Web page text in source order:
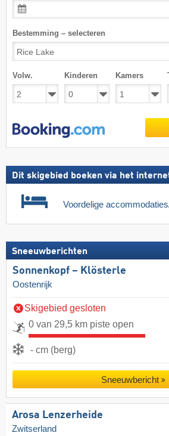
Bestemming – selecteren
Volw. Kinderen Kamers
Dit skigebied boeken via het
Voordelige
Sneeuwberichten
Sonnenkopf – Klösterle
Oostenrijk
Skigebied gesloten
0 van 29,5 km piste open
- cm (berg)
Sneeuwbericht
Arosa Lenzerheide
Zwitserland